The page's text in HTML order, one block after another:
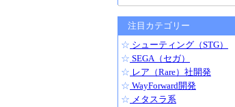
注目カテゴリー
☆ シューティング（STG）
☆ SEGA（セガ）
☆ レア（Rare）社開発
☆ WayForward開発
☆ メタスラ系